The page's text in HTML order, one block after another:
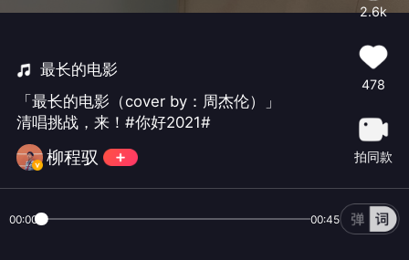
最长的电影
「最长的电影（cover by：周杰伦）」
清唱挑战，来！#你好2021#
柳程驭
2.6k
478
拍同款
00:00 00:45